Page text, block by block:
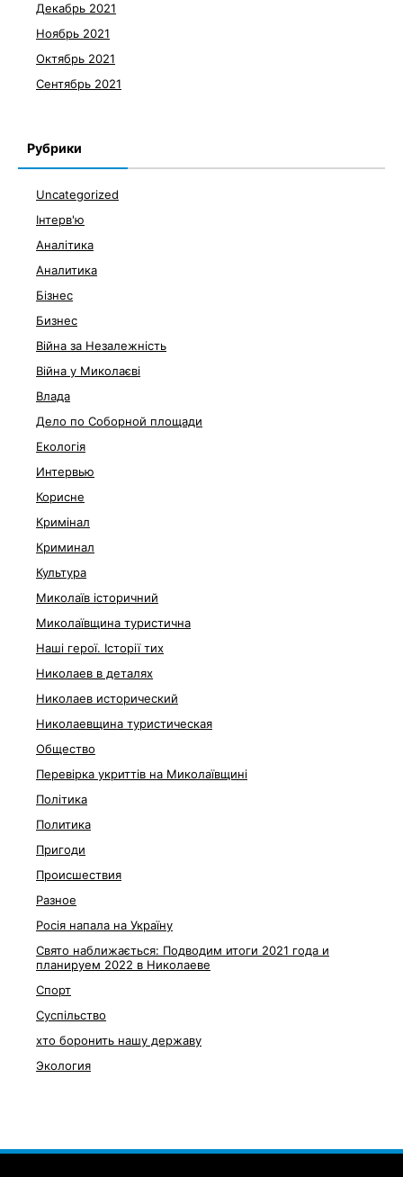
Декабрь 2021
Ноябрь 2021
Октябрь 2021
Сентябрь 2021
Рубрики
Uncategorized
Інтерв'ю
Аналітика
Аналитика
Бізнес
Бизнес
Війна за Незалежність
Війна у Миколаєві
Влада
Дело по Соборной площади
Екологія
Интервью
Корисне
Кримінал
Криминал
Культура
Миколаїв історичний
Миколаївщина туристична
Наші герої. Історії тих
Николаев в деталях
Николаев исторический
Николаевщина туристическая
Общество
Перевірка укриттів на Миколаївщині
Політика
Политика
Пригоди
Происшествия
Разное
Росія напала на Україну
Свято наближається: Подводим итоги 2021 года и
планируем 2022 в Николаеве
Спорт
Суспільство
хто боронить нашу державу
Экология